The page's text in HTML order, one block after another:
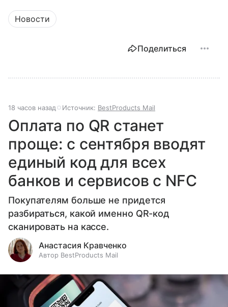
Новости
Поделиться
18 часов назад Источник: BestProducts Mail
Оплата по QR станет
проще: с сентября вводят
единый код для всех
банков и сервисов с NFC
Покупателям больше не придется
разбираться, какой именно QR-код
сканировать на кассе.
Анастасия Кравченко
Автор BestProducts Mail